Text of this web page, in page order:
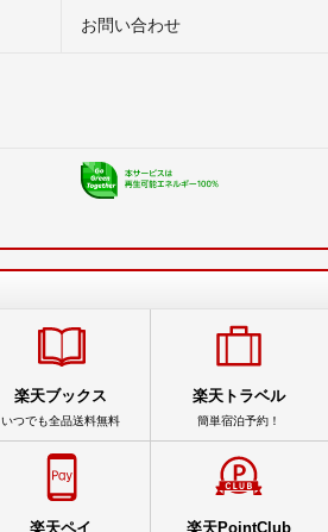
お問い合わせ
楽天ブックス
いつでも全品送料無料
楽天トラベル
簡単宿泊予約！
楽天ペイ 楽天PointClub